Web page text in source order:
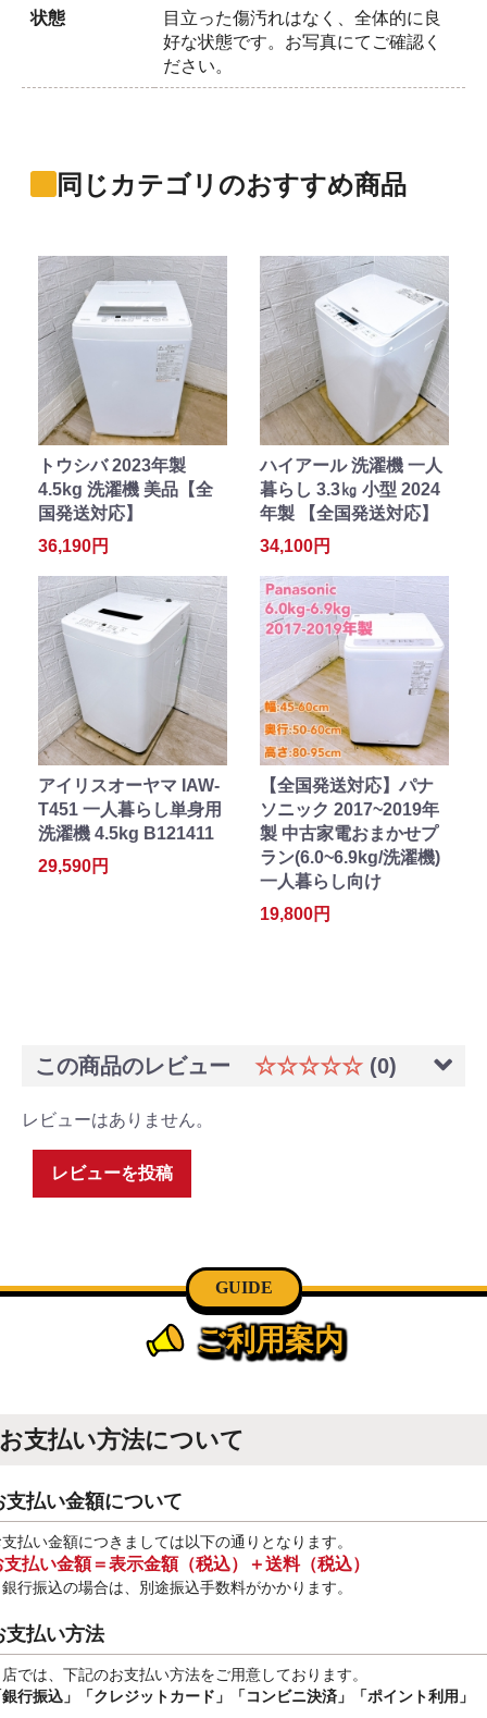
状態
目立った傷汚れはなく、全体的に良
好な状態です。お写真にてご確認く
ださい。
同じカテゴリのおすすめ商品
トウシバ 2023年製
4.5kg 洗濯機 美品【全
国発送対応】
36,190円
ハイアール 洗濯機 一人
暮らし 3.3㎏ 小型 2024
年製 【全国発送対応】
34,100円
アイリスオーヤマ IAW-
T451 一人暮らし単身用
洗濯機 4.5kg B121411
29,590円
【全国発送対応】パナ
ソニック 2017~2019年
製 中古家電おまかせプ
ラン(6.0~6.9kg/洗濯機)
一人暮らし向け
19,800円
この商品のレビュー ☆☆☆☆☆ (0)
レビューはありません。
レビューを投稿
GUIDE
ご利用案内
お支払い方法について
支払い金額について
払い金額につきましては以下の通りとなります。
支払い金額＝表示金額（税込）＋送料（税込）
行振込の場合は、別途振込手数料がかかります。
支払い方法
では、下記のお支払い方法をご用意しております。
行振込」
「クレジットカード」「コンビニ決済」「ポイント利用」